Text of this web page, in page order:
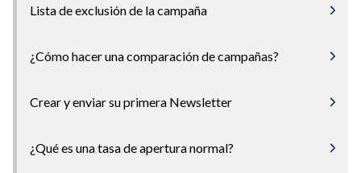
Lista de exclusión de la campaña
¿Cómo hacer una comparación de campañas?
Crear y enviar su primera Newsletter
¿Qué es una tasa de apertura normal?